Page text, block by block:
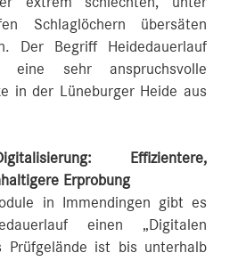
Schlaglöchern übersäten
Der Begriff Heidedauerlauf
sehr anspruchsvolle
in der Lüneburger Heide aus
Effizientere,
Erprobung
in Immendingen gibt es
einen „Digitalen
Prüfgelände ist bis unterhalb